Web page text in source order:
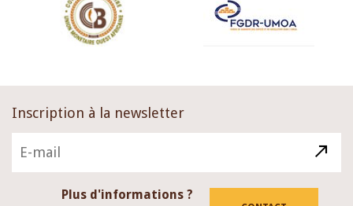
Inscription à la newsletter
Plus d'informations ?